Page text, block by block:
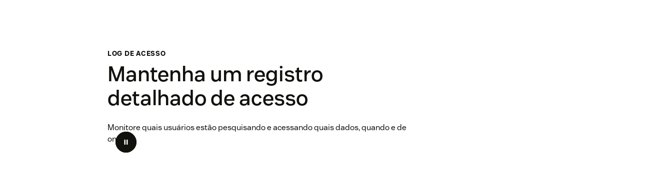
LOG DE ACESSO
Mantenha um registro
detalhado de acesso
Monitore quais usuários estão pesquisando e acessando quais dados, quando e de
onde.